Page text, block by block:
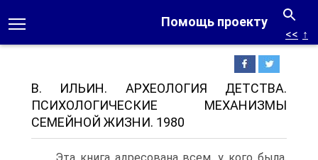
Помощь проекту
<< ↑
В. ИЛЬИН. АРХЕОЛОГИЯ ДЕТСТВА.
ПСИХОЛОГИЧЕСКИЕ МЕХАНИЗМЫ
СЕМЕЙНОЙ ЖИЗНИ. 1980